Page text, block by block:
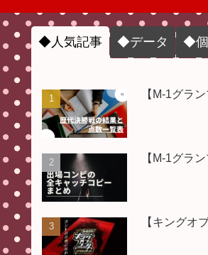
ユリカ/ママタルト/ジョ
ム・ブラウン/エバース/
ヤーレンズ】 #M1グラ
ンプリ
人的な感想 &採点
ム順位予想＆ウケ量チェ
#M1グランプリ #M1グ
ランプリ敗者復活戦
感想と
◆人気記事 ◆データ ◆個
【M-1グラ
【M-1グラ
【キングオ